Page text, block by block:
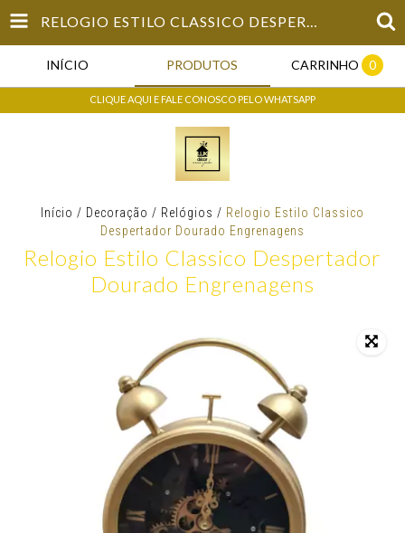
RELOGIO ESTILO CLASSICO DESPERTADOR DOURADO ENGRENAGENS
INÍCIO PRODUTOS CARRINHO 0
CLIQUE AQUI E FALE CONOSCO PELO WHATSAPP
Início / Decoração / Relógios / Relogio Estilo Classico
Despertador Dourado Engrenagens
Relogio Estilo Classico Despertador
Dourado Engrenagens